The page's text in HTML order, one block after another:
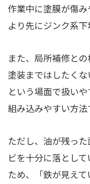
作業中に塗膜が傷
より先にジンク系下
また、局所補修と
塗装まではしたく
という場面で扱い
組み込みやすい方法
ただし、油が残っ
ビを十分に落とし
ため、「鉄が見え